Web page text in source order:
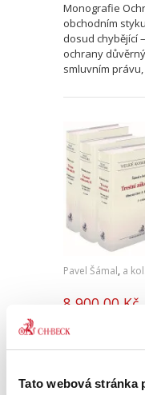
Tato webová stránka
Monografie
obchodním
dosud chybějící
ochrany
smluvním právu,
Pavel Šámal, a kol.
8 900,00 Kč
V tomto roce
komentáře
Ph.D., které